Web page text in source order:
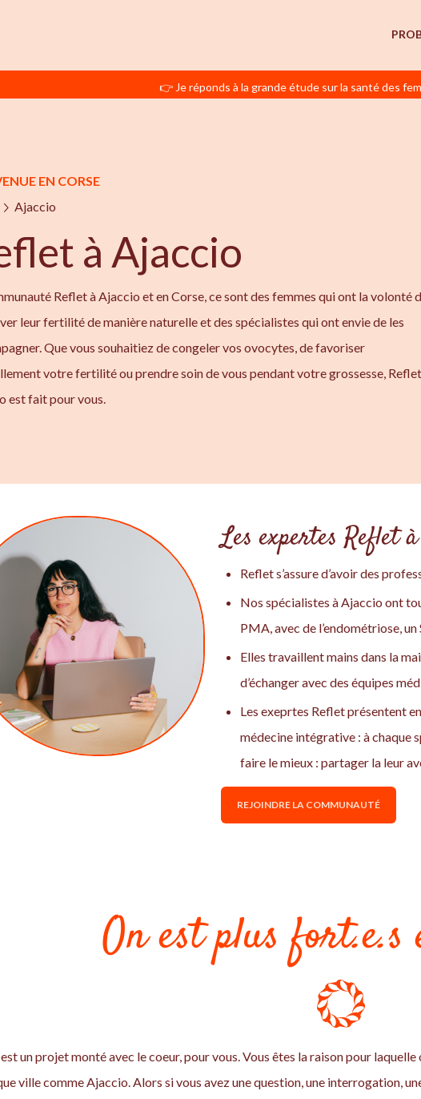
👉 Je réponds à la grande étude sur la santé des
EN CORSE
Ajaccio
à Ajaccio
Reflet à Ajaccio et en Corse, ce sont des femmes qui ont la volonté
leur fertilité de manière naturelle et des spécialistes qui ont envie de les
Que vous souhaitiez de congeler vos ovocytes, de favoriser
votre fertilité ou prendre soin de vous pendant votre grossesse,
est fait pour vous.
Les expertes Reflet
Reflet s’assure d’avoir des
Nos spécialistes à Ajaccio ont
PMA, avec de l’endométriose, un
Elles travaillent mains dans la
d’échanger avec des équipes
Les exeprtes Reflet présentent
médecine intégrative : à chaque
faire le mieux : partager la leur
REJOINDRE LA COMMUNAUTÉ
On est plus fort.e.s
un projet monté avec le coeur, pour vous. Vous êtes la raison pour
ville comme Ajaccio. Alors si vous avez une question, une interrogation,